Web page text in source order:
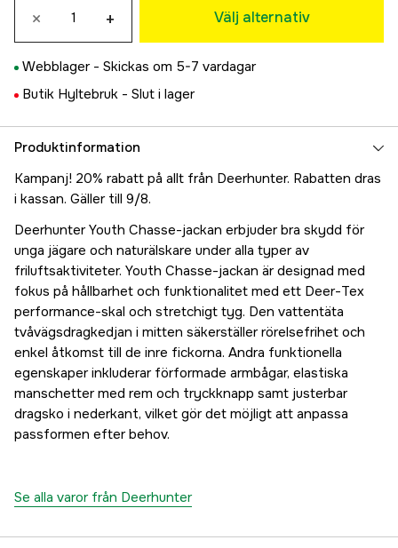
1 110 kr
164
× + Välj alternativ
Webblager - Skickas om 5-7 vardagar
Butik Hyltebruk - Slut i lager
Produktinformation
Kampanj! 20% rabatt på allt från Deerhunter. Rabatten dras
i kassan. Gäller till 9/8.
Deerhunter Youth Chasse-jackan erbjuder bra skydd för
unga jägare och naturälskare under alla typer av
friluftsaktiviteter. Youth Chasse-jackan är designad med
fokus på hållbarhet och funktionalitet med ett Deer-Tex
performance-skal och stretchigt tyg. Den vattentäta
tvåvägsdragkedjan i mitten säkerställer rörelsefrihet och
enkel åtkomst till de inre fickorna. Andra funktionella
egenskaper inkluderar förformade armbågar, elastiska
manschetter med rem och tryckknapp samt justerbar
dragsko i nederkant, vilket gör det möjligt att anpassa
passformen efter behov.
Se alla varor från Deerhunter